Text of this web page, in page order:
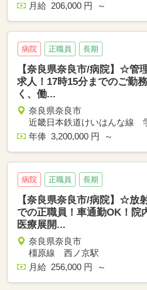
月給 206,000 円 ～
病院 正職員 長期
【奈良県奈良市/病院】☆管
求人！17時15分までのご勤
く、働...
奈良県奈良市
近畿日本鉄道けいはんな線
年俸 3,200,000 円 ～
病院 正職員 長期
【奈良県奈良市/病院】☆放
での正職員！車通勤OK！院
医療展開...
奈良県奈良市
橿原線 西ノ京駅
月給 256,000 円 ～